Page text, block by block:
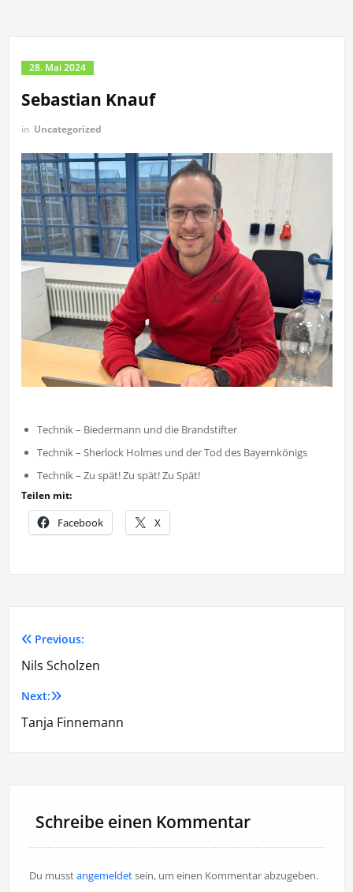
28. Mai 2024
Sebastian Knauf
in Uncategorized
Technik – Biedermann und die Brandstifter
Technik – Sherlock Holmes und der Tod des Bayernkönigs
Technik – Zu spät! Zu spät! Zu Spät!
Teilen mit:
Facebook X
Beitragsnavigation
Previous:
Nils Scholzen
Next:
Tanja Finnemann
Schreibe einen Kommentar
Du musstangemeldetsein, um einen Kommentar abzugeben.